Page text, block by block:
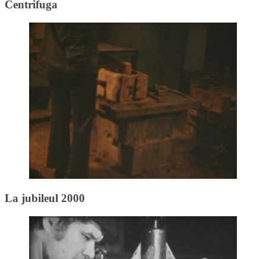
Centrifuga
La jubileul 2000